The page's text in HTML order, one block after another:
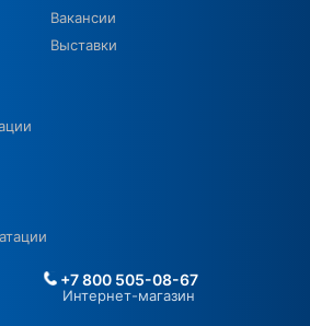
Вакансии
Выставки
+7 800 505-08-67
Интернет-магазин